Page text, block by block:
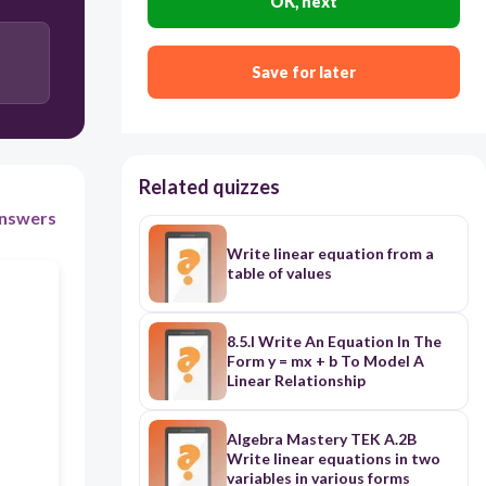
5x = 320 -70
Save for later
Related quizzes
Write linear equation from a
table of values
8.5.I Write An Equation In The
Form y = mx + b To Model A
Linear Relationship
Algebra Mastery TEK A.2B
Write linear equations in two
variables in various forms